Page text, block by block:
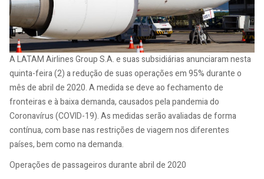
A LATAM Airlines Group S.A. e suas subsidiárias anunciaram nesta
quinta-feira (2) a redução de suas operações em 95% durante o
mês de abril de 2020. A medida se deve ao fechamento de
fronteiras e à baixa demanda, causados pela pandemia do
Coronavírus (COVID-19). As medidas serão avaliadas de forma
contínua, com base nas restrições de viagem nos diferentes
países, bem como na demanda.
Operações de passageiros durante abril de 2020